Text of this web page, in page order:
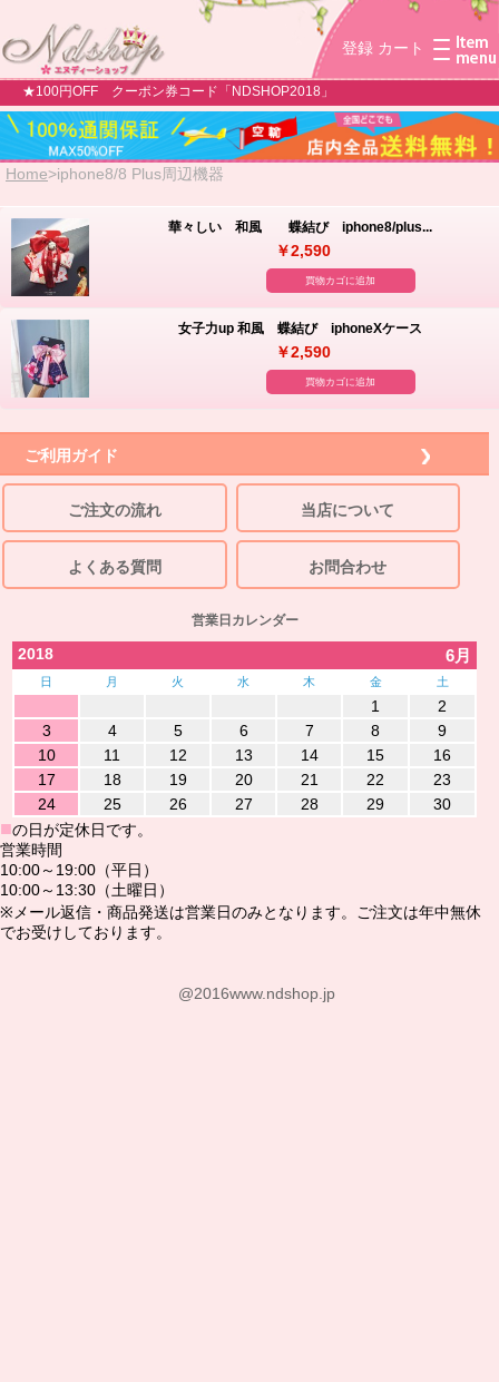
登録 カート
★100円OFF クーポン券コード「NDSHOP2018」
Home>iphone8/8 Plus周辺機器
華々しい 和風 蝶結び iphone8/plus...
￥2,590
買物カゴに追加
女子力up 和風 蝶結び iphoneXケース
￥2,590
買物カゴに追加
ご利用ガイド
ご注文の流れ 当店について
よくある質問 お問合わせ
営業日カレンダー
2018 6月
日 月 火 水 木 金 土
1
2
3
4 5 6 7 8
9
10
11 12 13 14 15
16
17
18 19 20 21 22
23
24
25 26 27 28 29 30
■の日が定休日です。
営業時間
10:00～19:00（平日）
10:00～13:30（土曜日）
※メール返信・商品発送は営業日のみとなります。ご注文は年中無休
でお受けしております。
@2016www.ndshop.jp